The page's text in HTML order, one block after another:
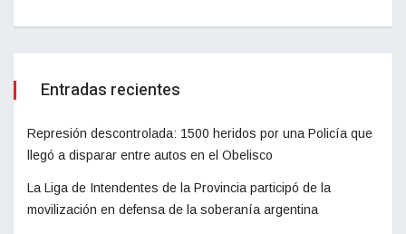
Entradas recientes
Represión descontrolada: 1500 heridos por una Policía que
llegó a disparar entre autos en el Obelisco
La Liga de Intendentes de la Provincia participó de la
movilización en defensa de la soberanía argentina